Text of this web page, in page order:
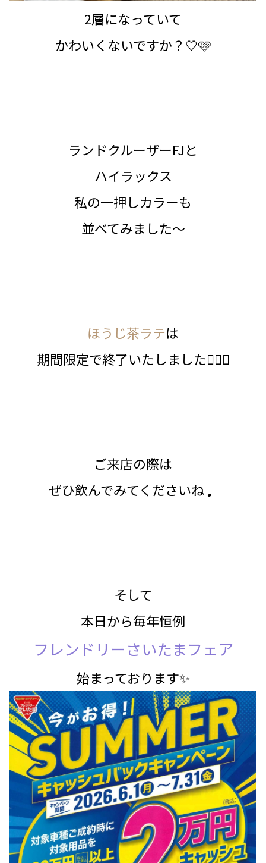
2層になっていて
かわいくないですか？🤍🩷
ランドクルーザーFJと
ハイラックス
私の一押しカラーも
並べてみました～
ほうじ茶ラテは
期間限定で終了いたしました💁🏻‍♀️
ご来店の際は
ぜひ飲んでみてくださいね♩
そして
本日から毎年恒例
フレンドリーさいたまフェア
始まっております✨